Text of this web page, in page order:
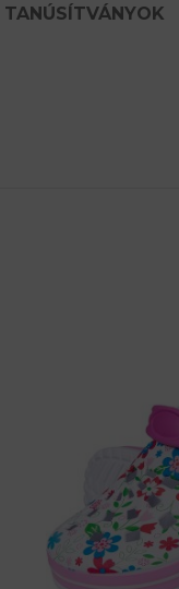
TANÚSÍTVÁNYOK